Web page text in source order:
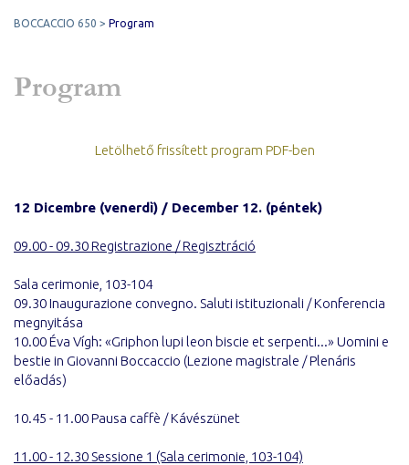
BOCCACCIO 650 Program
Program
Letölhető frissített program PDF-ben
12 Dicembre (venerdì) / December 12. (péntek)
09.00 - 09.30 Registrazione / Regisztráció
Sala cerimonie, 103-104
09.30 Inaugurazione convegno. Saluti istituzionali / Konferencia
megnyitása
10.00 Éva Vígh: «Griphon lupi leon biscie et serpenti...» Uomini e
bestie in Giovanni Boccaccio (Lezione magistrale / Plenáris
előadás)
10.45 - 11.00 Pausa caffè / Kávészünet
11.00 - 12.30 Sessione 1 (Sala cerimonie, 103-104)